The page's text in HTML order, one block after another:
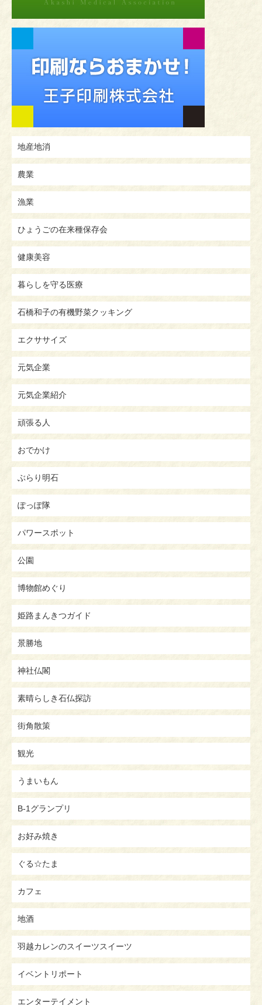
地産地消
農業
漁業
ひょうごの在来種保存会
健康美容
暮らしを守る医療
石橋和子の有機野菜クッキング
エクササイズ
元気企業
元気企業紹介
頑張る人
おでかけ
ぶらり明石
ぽっぽ隊
パワースポット
公園
博物館めぐり
姫路まんきつガイド
景勝地
神社仏閣
素晴らしき石仏探訪
街角散策
観光
うまいもん
B-1グランプリ
お好み焼き
ぐる☆たま
カフェ
地酒
羽越カレンのスイーツスイーツ
イベントリポート
エンターテイメント